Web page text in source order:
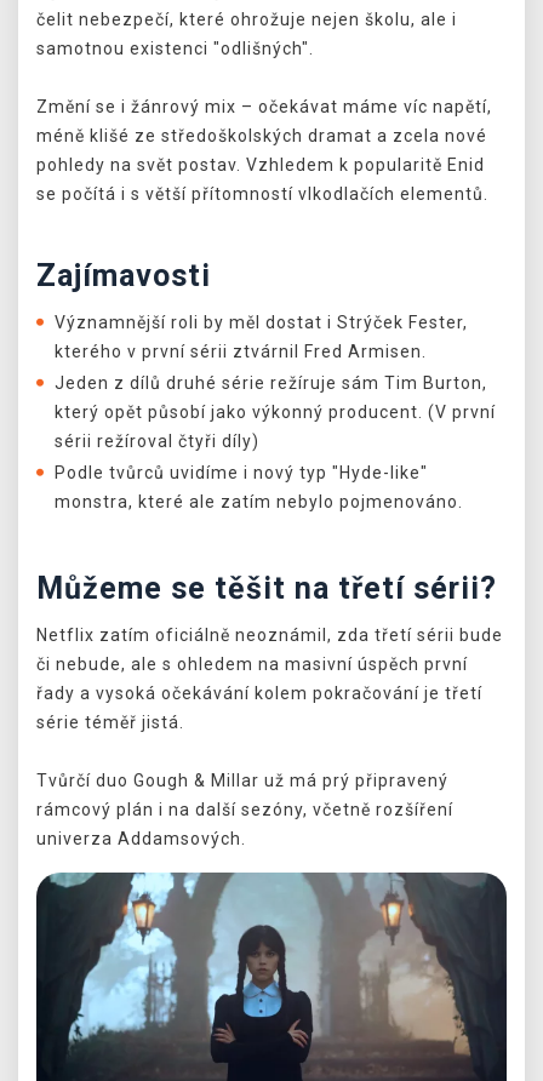
čelit nebezpečí, které ohrožuje nejen školu, ale i
samotnou existenci "odlišných".
Změní se i žánrový mix – očekávat máme víc napětí,
méně klišé ze středoškolských dramat a zcela nové
pohledy na svět postav. Vzhledem k popularitě Enid
se počítá i s větší přítomností vlkodlačích elementů.
Zajímavosti
Významnější roli by měl dostat i Strýček Fester,
kterého v první sérii ztvárnil Fred Armisen.
Jeden z dílů druhé série režíruje sám Tim Burton,
který opět působí jako výkonný producent. (V první
sérii režíroval čtyři díly)
Podle tvůrců uvidíme i nový typ "Hyde-like"
monstra, které ale zatím nebylo pojmenováno.
Můžeme se těšit na třetí sérii?
Netflix zatím oficiálně neoznámil, zda třetí sérii bude
či nebude, ale s ohledem na masivní úspěch první
řady a vysoká očekávání kolem pokračování je třetí
série téměř jistá.
Tvůrčí duo Gough & Millar už má prý připravený
rámcový plán i na další sezóny, včetně rozšíření
univerza Addamsových.